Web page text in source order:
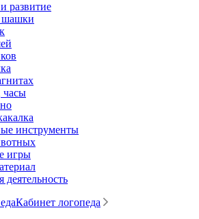
развитие
часы
инструменты
игры
деятельность
Кабинет логопеда